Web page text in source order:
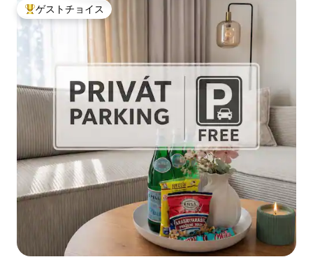
大好評のゲストチョイスです。
ゲストチョイス